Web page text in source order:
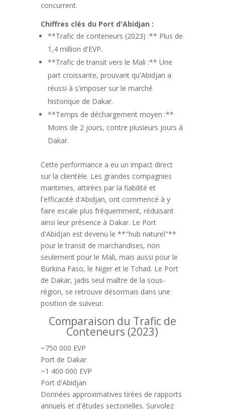
concurrent.
Chiffres clés du Port d'Abidjan :
**Trafic de conteneurs (2023) :** Plus de
1,4 million d'EVP.
**Trafic de transit vers le Mali :** Une
part croissante, prouvant qu'Abidjan a
réussi à s'imposer sur le marché
historique de Dakar.
**Temps de déchargement moyen :**
Moins de 2 jours, contre plusieurs jours à
Dakar.
Cette performance a eu un impact direct
sur la clientèle. Les grandes compagnies
maritimes, attirées par la fiabilité et
l'efficacité d'Abidjan, ont commencé à y
faire escale plus fréquemment, réduisant
ainsi leur présence à Dakar. Le Port
d'Abidjan est devenu le **"hub naturel"**
pour le transit de marchandises, non
seulement pour le Mali, mais aussi pour le
Burkina Faso, le Niger et le Tchad. Le Port
de Dakar, jadis seul maître de la sous-
région, se retrouve désormais dans une
position de suiveur.
Comparaison du Trafic de
Conteneurs (2023)
~750 000 EVP
Port de Dakar
~1 400 000 EVP
Port d'Abidjan
Données approximatives tirées de rapports
annuels et d'études sectorielles. Survolez